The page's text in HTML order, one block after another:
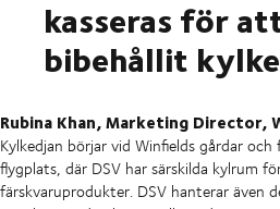
kasseras för
bibehållit
Rubina Khan, Marketing Director,
Kylkedjan börjar vid Winfields gårdar
flygplats, där DSV har särskilda kylrum
färskvaruprodukter. DSV hanterar även